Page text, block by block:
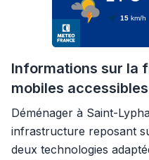
Informations sur la
mobiles
Déménager à Saint-
infrastructure reposant
deux technologies